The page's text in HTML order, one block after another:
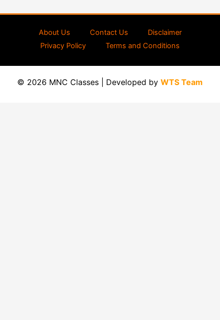
About Us Contact Us
Disclaimer
Privacy Policy
Terms and Conditions
© 2026 MNC Classes | Developed by WTS Team